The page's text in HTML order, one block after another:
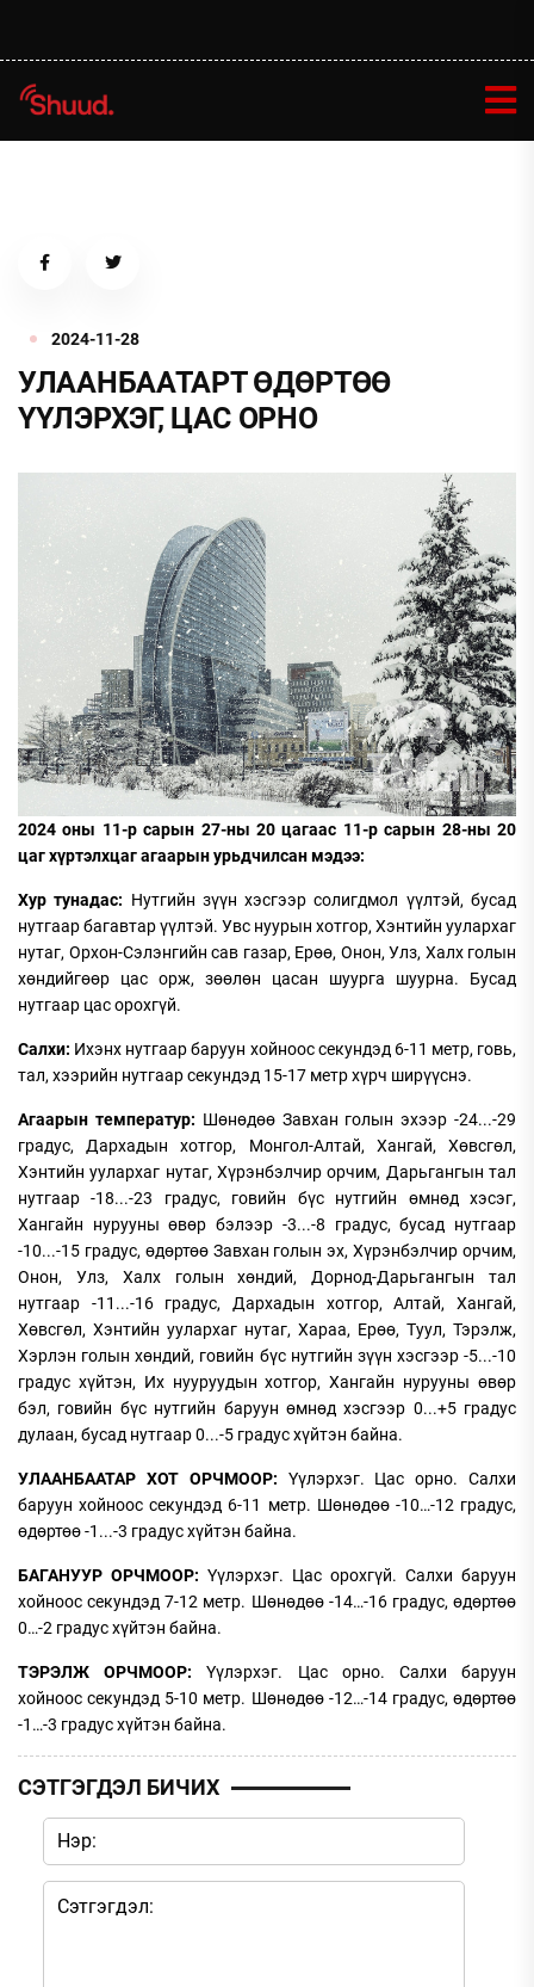
2024-11-28
УЛААНБААТАРТ ӨДӨРТӨӨ
ҮҮЛЭРХЭГ, ЦАС ОРНО
2024 оны 11-р сарын 27-ны 20 цагаас 11-р сарын 28-ны 20
цаг хүртэлхцаг агаарын урьдчилсан мэдээ:
Хур тунадас: Нутгийн зүүн хэсгээр солигдмол үүлтэй, бусад
нутгаар багавтар үүлтэй. Увс нуурын хотгор, Хэнтийн уулархаг
нутаг, Орхон-Сэлэнгийн сав газар, Ерөө, Онон, Улз, Халх голын
хөндийгөөр цас орж, зөөлөн цасан шуурга шуурна. Бусад
нутгаар цас орохгүй.
Салхи: Ихэнх нутгаар баруун хойноос секундэд 6-11 метр, говь,
тал, хээрийн нутгаар секундэд 15-17 метр хүрч ширүүснэ.
Агаарын температур: Шөнөдөө Завхан голын эхээр -24...-29
градус, Дархадын хотгор, Монгол-Алтай, Хангай, Хөвсгөл,
Хэнтийн уулархаг нутаг, Хүрэнбэлчир орчим, Дарьгангын тал
нутгаар -18...-23 градус, говийн бүс нутгийн өмнөд хэсэг,
Хангайн нурууны өвөр бэлээр -3...-8 градус, бусад нутгаар
-10...-15 градус, өдөртөө Завхан голын эх, Хүрэнбэлчир орчим,
Онон, Улз, Халх голын хөндий, Дорнод-Дарьгангын тал
нутгаар -11...-16 градус, Дархадын хотгор, Алтай, Хангай,
Хөвсгөл, Хэнтийн уулархаг нутаг, Хараа, Ерөө, Туул, Тэрэлж,
Хэрлэн голын хөндий, говийн бүс нутгийн зүүн хэсгээр -5...-10
градус хүйтэн, Их нууруудын хотгор, Хангайн нурууны өвөр
бэл, говийн бүс нутгийн баруун өмнөд хэсгээр 0...+5 градус
дулаан, бусад нутгаар 0...-5 градус хүйтэн байна.
УЛААНБААТАР ХОТ ОРЧМООР: Үүлэрхэг. Цас орно. Салхи
баруун хойноос секундэд 6-11 метр. Шөнөдөө -10…-12 градус,
өдөртөө -1...-3 градус хүйтэн байна.
БАГАНУУР ОРЧМООР: Үүлэрхэг. Цас орохгүй. Салхи баруун
хойноос секундэд 7-12 метр. Шөнөдөө -14…-16 градус, өдөртөө
0…-2 градус хүйтэн байна.
ТЭРЭЛЖ ОРЧМООР: Үүлэрхэг. Цас орно. Салхи баруун
хойноос секундэд 5-10 метр. Шөнөдөө -12…-14 градус, өдөртөө
-1…-3 градус хүйтэн байна.
СЭТГЭГДЭЛ БИЧИХ